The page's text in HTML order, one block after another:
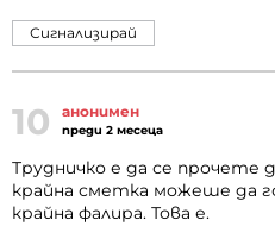
Сигнализирай
10 анонимен
преди 2 месеца
Трудничко е да се прочете
крайна сметка можеше да
крайна фалира. Това е.